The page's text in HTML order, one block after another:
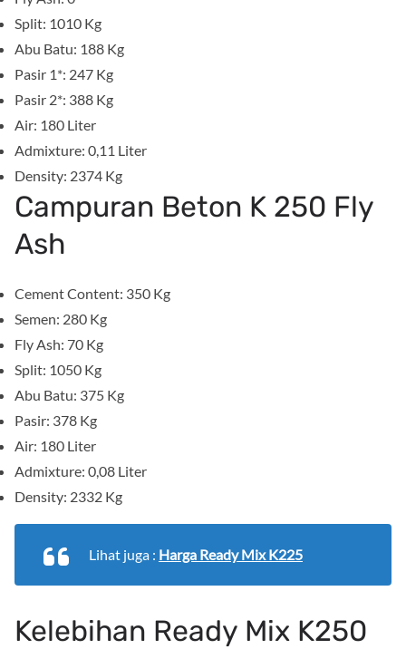
Split: 1010 Kg
Abu Batu: 188 Kg
Pasir 1*: 247 Kg
Pasir 2*: 388 Kg
Air: 180 Liter
Admixture: 0,11 Liter
Density: 2374 Kg
Campuran Beton K 250 Fly
Ash
Cement Content: 350 Kg
Semen: 280 Kg
Fly Ash: 70 Kg
Split: 1050 Kg
Abu Batu: 375 Kg
Pasir: 378 Kg
Air: 180 Liter
Admixture: 0,08 Liter
Density: 2332 Kg
Lihat juga : Harga Ready Mix K225
Kelebihan Ready Mix K250